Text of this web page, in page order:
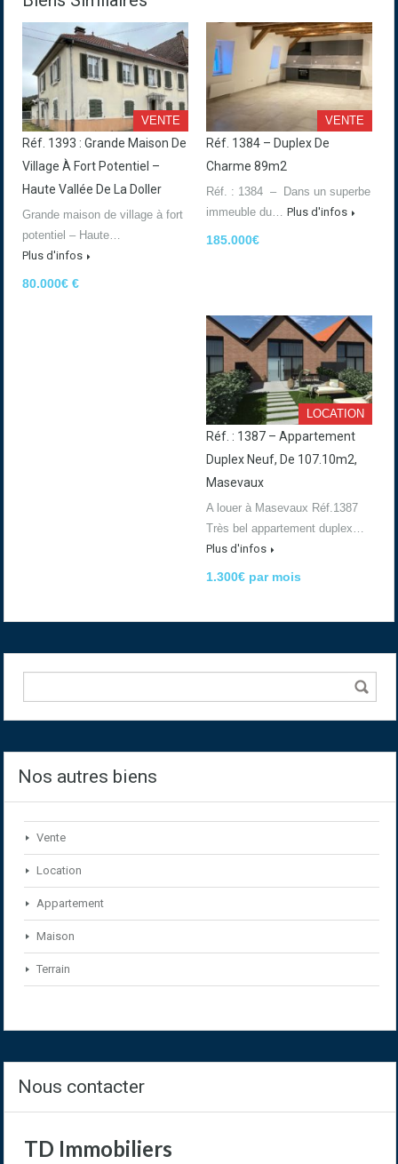
VENTE
Réf. 1393 : Grande Maison De
Village À Fort Potentiel –
Haute Vallée De La Doller
Grande maison de village à fort
potentiel – Haute…
Plus d'infos
80.000€ €
VENTE
Réf. 1384 – Duplex De
Charme 89m2
Réf. : 1384 – Dans un superbe
immeuble du… Plus d'infos
185.000€
LOCATION
Réf. : 1387 – Appartement
Duplex Neuf, De 107.10m2,
Masevaux
A louer à Masevaux Réf.1387
Très bel appartement duplex…
Plus d'infos
1.300€ par mois
Nos autres biens
Vente
Location
Appartement
Maison
Terrain
Nous contacter
TD Immobiliers